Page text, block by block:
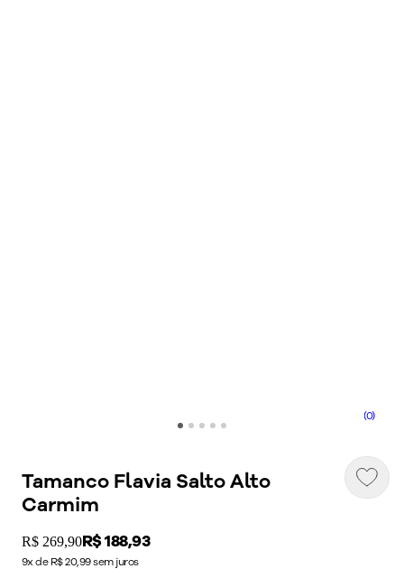
(0)
Tamanco Flavia Salto Alto
Carmim
Original price:
R$ 269,90Price:
R$ 188,93
9x de R$ 20,99 sem juros